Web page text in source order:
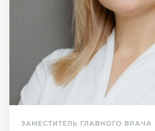
ЗАМЕСТИТЕЛЬ ГЛАВНОГО ВРАЧА